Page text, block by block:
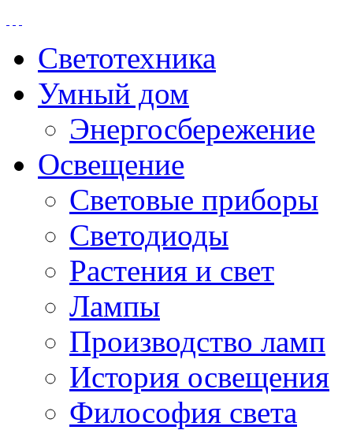
Светотехника
Умный дом
Энергосбережение
Освещение
Световые приборы
Светодиоды
Растения и свет
Лампы
Производство ламп
История освещения
Философия света